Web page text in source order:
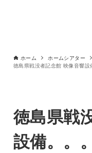
ホーム ホームシアター
徳島県戦没者記念館 映像音響設
徳島県戦
設備。。。